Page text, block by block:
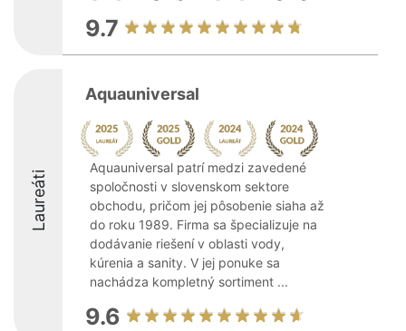
9.7
Laureáti
Aquauniversal
Aquauniversal patrí medzi zavedené
spoločnosti v slovenskom sektore
obchodu, pričom jej pôsobenie siaha až
do roku 1989. Firma sa špecializuje na
dodávanie riešení v oblasti vody,
kúrenia a sanity. V jej ponuke sa
nachádza kompletný sortiment ...
9.6